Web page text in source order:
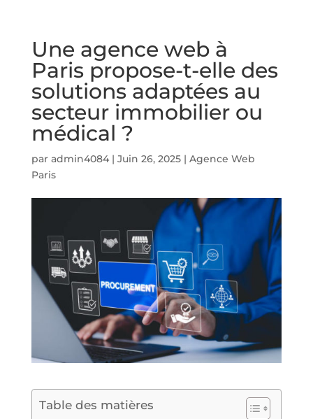
Une agence web à
Paris propose-t-elle des
solutions adaptées au
secteur immobilier ou
médical ?
par admin4084| Juin 26, 2025| Agence Web
Paris
Table des matières